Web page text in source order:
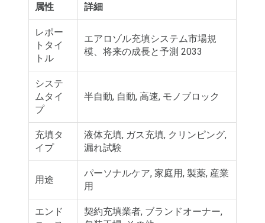
属性 詳細
レポー
トタイ
トル
エアロゾル充填システム市場規
模、将来の成長と予測 2033
システ
ムタイ
プ
半自動, 自動, 高速, モノブロック
充填タ
イプ
液体充填, ガス充填, クリンピング,
漏れ試験
用途
パーソナルケア, 家庭用, 製薬, 産業
用
エンド
契約充填業者, ブランドオーナー,